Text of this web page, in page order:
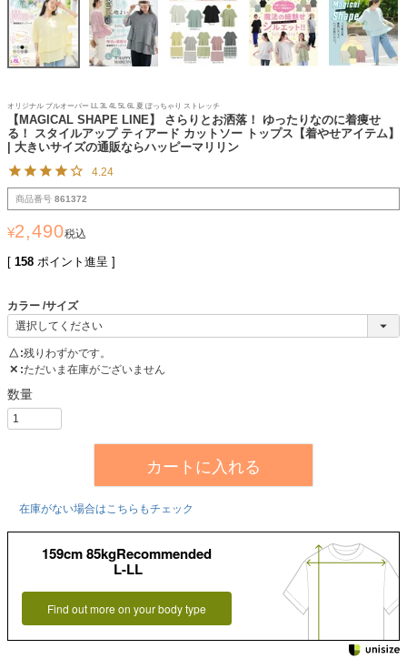
オリジナル プルオーバー LL 3L 4L 5L 6L 夏 ぽっちゃり ストレッチ
【MAGICAL SHAPE LINE】 さらりとお洒落！ ゆったりなのに着痩せ
る！ スタイルアップ ティアード カットソー トップス【着やせアイテム】
| 大きいサイズの通販ならハッピーマリリン
4.24
商品番号 861372
¥2,490税込
[ 158 ポイント進呈 ]
カラー サイズ
△ 残りわずかです。
✕ ただいま在庫がございません
カートに入れる
在庫がない場合はこちらもチェック
159cm 85kgRecommended
L-LL
Find out more on your body type